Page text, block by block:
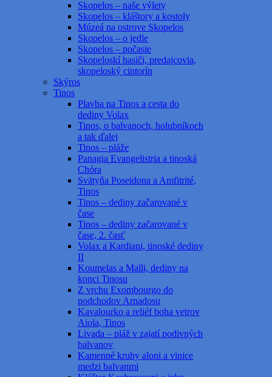
Skopelos – naše výlety
Skopelos – kláštory a kostoly
Múzeá na ostrove Skopelos
Skopelos – o jedle
Skopelos – počasie
Skopeloskí hasiči, predajcovia,
skopeloský cintorín
Skýros
Tinos
Plavba na Tinos a cesta do
dediny Volax
Tinos, o balvanoch, holubníkoch
a tak ďalej
Tinos – pláže
Panagia Evangelistria a tinoská
Chóra
Svätyňa Poseidona a Amfitrité,
Tinos
Tinos – dediny začarované v
čase
Tinos – dediny začarované v
čase, 2. časť
Volax a Kardiani, tinoské dediny
II
Koumelas a Malli, dediny na
konci Tinosu
Z vrchu Exombourgo do
podchodov Arnadosu
Kavalourko a reliéf boha vetrov
Aiola, Tinos
Livada – pláž v zajatí podivných
balvanov
Kamenné kruhy aloni a vinice
medzi balvanmi